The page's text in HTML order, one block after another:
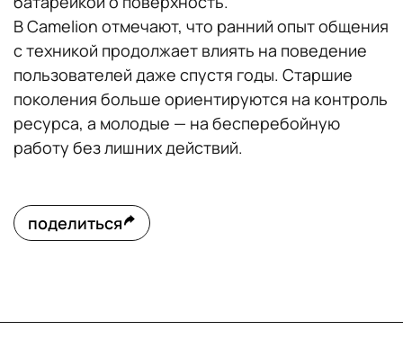
В Camelion отмечают, что ранний опыт общения
с техникой продолжает влиять на поведение
пользователей даже спустя годы. Старшие
поколения больше ориентируются на контроль
ресурса, а молодые — на бесперебойную
работу без лишних действий.
поделиться